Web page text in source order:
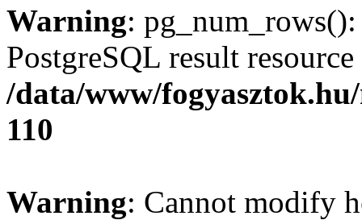
Warning:
PostgreSQL result
/data/www/
110
Warning: Cannot modify